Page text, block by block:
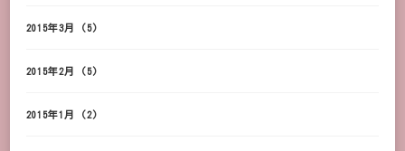
2015年3月 (5)
2015年2月 (5)
2015年1月 (2)